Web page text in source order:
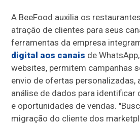
A BeeFood auxilia os
atração de clientes para seus
ferramentas da empresa
digital aos canais de
websites, permitem campanhas
envio de ofertas personalizadas,
análise de dados para identificar
e oportunidades de vendas.
migração do cliente dos